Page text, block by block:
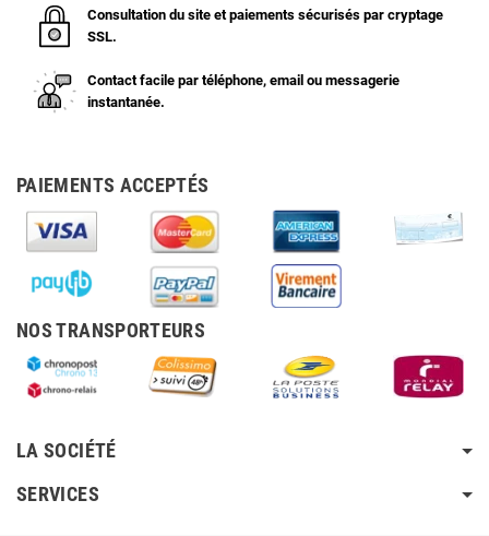
Consultation du site et paiements sécurisés par cryptage
SSL.
Contact facile par téléphone, email ou messagerie
instantanée.
PAIEMENTS ACCEPTÉS
NOS TRANSPORTEURS
LA SOCIÉTÉ
SERVICES